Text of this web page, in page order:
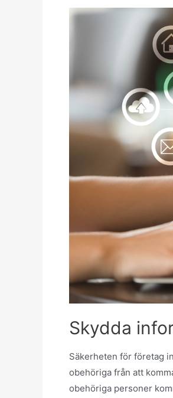
Skydda
Säkerheten för företag
obehöriga från att
obehöriga personer